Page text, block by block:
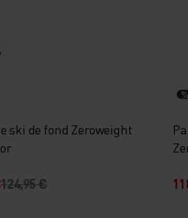
ski de fond Zeroweight
124,95 €